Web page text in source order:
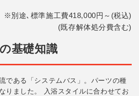
※別途､標準施工費418,000円～(税込)
(既存解体処分費含む)
基礎知識
である「システムバス」。パーツの種
りました。 入浴スタイルに合わせてお